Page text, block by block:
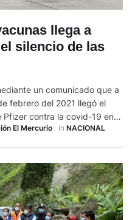
llega a
silencio de las
un comunicado que a
febrero del 2021 llegó el
Pfizer contra la covid-19 en
El cargamento de 16.380
El Mercurio In NACIONAL